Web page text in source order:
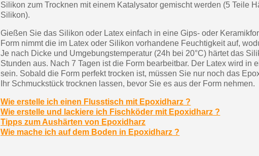
Silikon zum Trocknen mit einem Katalysator gemischt werden (5 Teile
Silikon).
Gießen Sie das Silikon oder Latex einfach in eine Gips- oder
Form nimmt die im Latex oder Silikon vorhandene Feuchtigkeit auf,
Je nach Dicke und Umgebungstemperatur (24h bei 20°C) härtet das
Stunden aus. Nach 7 Tagen ist die Form bearbeitbar. Der Latex wird in
sein. Sobald die Form perfekt trocken ist, müssen Sie nur noch das
Ihr Schmuckstück trocknen lassen, bevor Sie es aus der Form nehmen.
Wie erstelle ich einen Flusstisch mit Epoxidharz ?
Wie erstelle und lackiere ich Fischköder mit Epoxidharz ?
Tipps zum Aushärten von Epoxidharz
Wie mache ich auf dem Boden in Epoxidharz ?